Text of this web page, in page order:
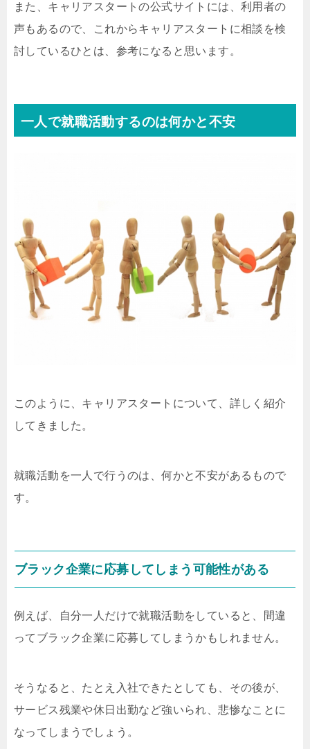
また、キャリアスタートの公式サイトには、利用者の
声もあるので、これからキャリアスタートに相談を検
討しているひとは、参考になると思います。
一人で就職活動するのは何かと不安
このように、キャリアスタートについて、詳しく紹介
してきました。
就職活動を一人で行うのは、何かと不安があるもので
す。
ブラック企業に応募してしまう可能性がある
例えば、自分一人だけで就職活動をしていると、間違
ってブラック企業に応募してしまうかもしれません。
そうなると、たとえ入社できたとしても、その後が、
サービス残業や休日出勤など強いられ、悲惨なことに
なってしまうでしょう。